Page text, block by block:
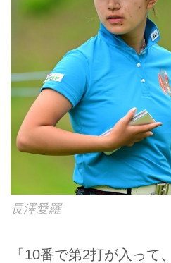
長澤愛羅
「10番で第2打が入って